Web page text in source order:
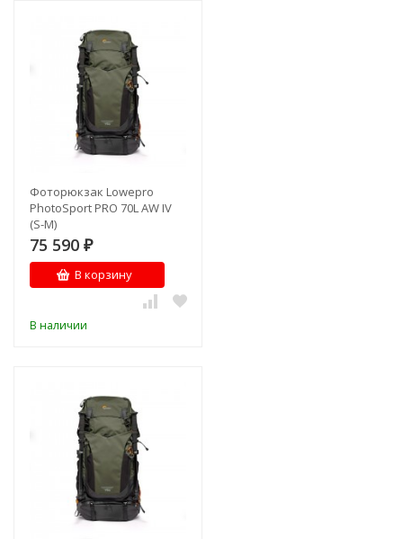
Фоторюкзак Lowepro
PhotoSport PRO 70L AW IV
(S-M)
75 590 ₽
В корзину
В наличии